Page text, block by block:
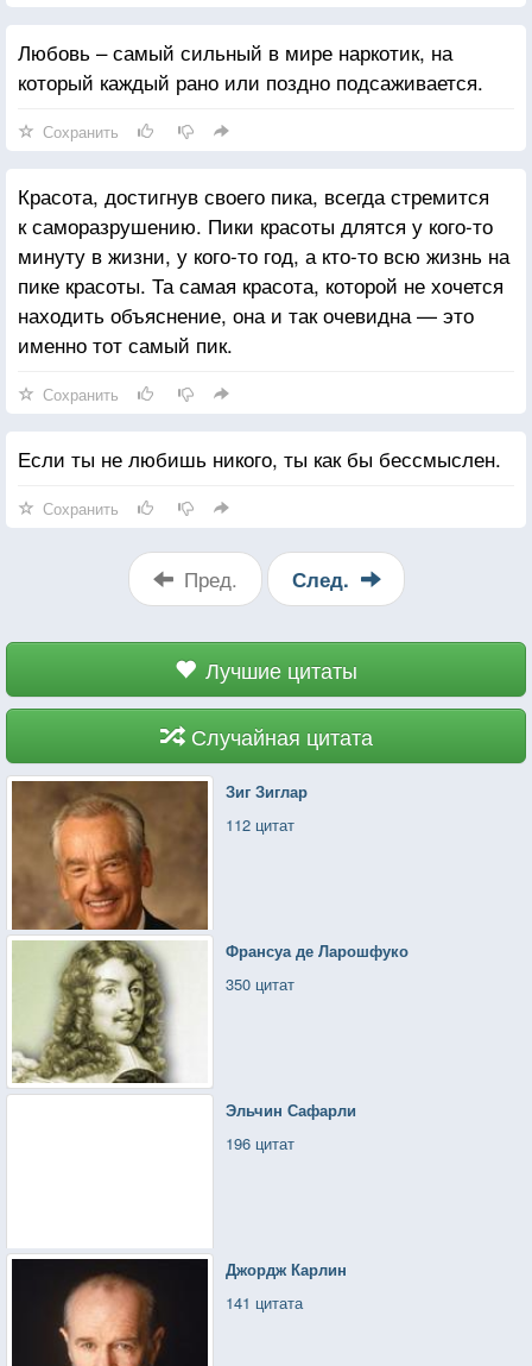
Любовь – самый сильный в мире наркотик, на
который каждый рано или поздно подсаживается.
Сохранить
Красота, достигнув своего пика, всегда стремится
к саморазрушению. Пики красоты длятся у кого-то
минуту в жизни, у кого-то год, а кто-то всю жизнь на
пике красоты. Та самая красота, которой не хочется
находить объяснение, она и так очевидна — это
именно тот самый пик.
Сохранить
Если ты не любишь никого, ты как бы бессмыслен.
Сохранить
Пред. След.
Лучшие цитаты
Случайная цитата
Зиг Зиглар
112 цитат
Франсуа де Ларошфуко
350 цитат
Эльчин Сафарли
196 цитат
Джордж Карлин
141 цитата